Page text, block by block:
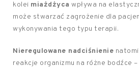
kolei miażdżyca wpływa na
może stwarzać zagrożenie dla
wykonywania tego typu terapii.
Nieregulowane nadciśnienie
reakcje organizmu na różne bodźce